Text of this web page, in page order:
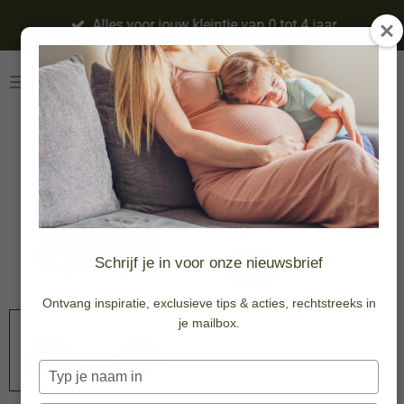
Schrijf je in voor onze nieuwsbrief
Ontvang inspiratie, exclusieve tips & acties, rechtstreeks in
je mailbox.
Typ
je
direct
de
hoofdinhoud
Alles voor jouw kleintje van 0 tot 4 jaar
French Knit |
Crochet
Longsleeve |
-30%
€ 19,59
Maat